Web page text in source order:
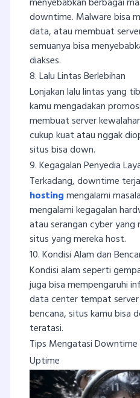
downtime. Malware bisa
data, atau membuat
semuanya bisa
diakses.
8. Lalu Lintas Berlebihan
Lonjakan lalu lintas yang
kamu mengadakan
membuat server
cukup kuat atau nggak
situs bisa down.
9. Kegagalan Penyedia
Terkadang, downtime
hostingmengalami
mengalami kegagalan
atau serangan cyber yang
situs yang mereka host.
10. Kondisi Alam dan
Kondisi alam seperti
juga bisa mempengaruhi
data center tempat
bencana, situs kamu bisa
teratasi.
Tips Mengatasi
Uptime